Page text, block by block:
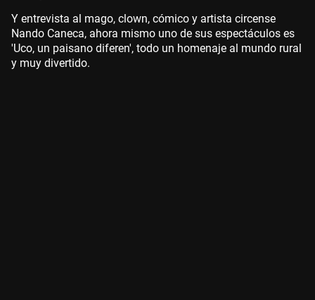
Y entrevista al mago, clown, cómico y artista circense
Nando Caneca, ahora mismo uno de sus espectáculos es
'Uco, un paisano diferen', todo un homenaje al mundo rural
y muy divertido.